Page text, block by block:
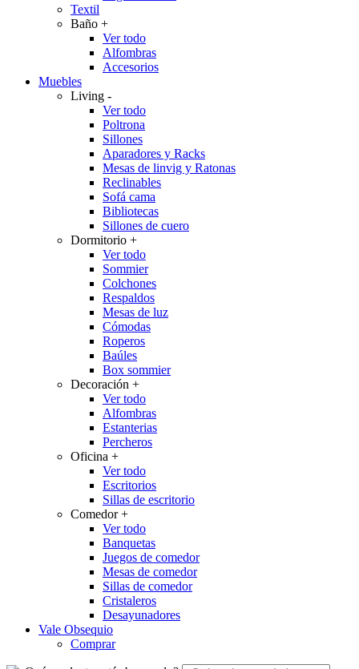
Textil
Baño +
Ver todo
Alfombras
Accesorios
Muebles
Living -
Ver todo
Poltrona
Sillones
Aparadores y Racks
Mesas de linvig y Ratonas
Reclinables
Sofá cama
Bibliotecas
Sillones de cuero
Dormitorio +
Ver todo
Sommier
Colchones
Respaldos
Mesas de luz
Cómodas
Roperos
Baúles
Box sommier
Decoración +
Ver todo
Alfombras
Estanterias
Percheros
Oficina +
Ver todo
Escritorios
Sillas de escritorio
Comedor+
Ver todo
Banquetas
Juegos de comedor
Mesas de comedor
Sillas de comedor
Cristaleros
Desayunadores
Vale Obsequio
Comprar